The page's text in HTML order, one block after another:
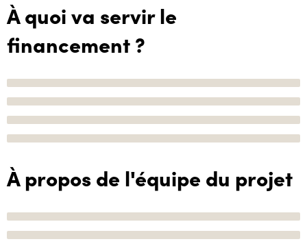
À quoi va servir le
financement ?
À propos de l'équipe du projet